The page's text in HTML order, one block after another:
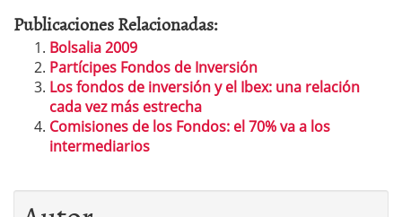
Publicaciones Relacionadas:
Bolsalia 2009
Partícipes Fondos de Inversión
Los fondos de inversión y el Ibex: una relación
cada vez más estrecha
Comisiones de los Fondos: el 70% va a los
intermediarios